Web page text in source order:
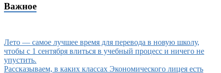
Важное
Лето — самое лучшее время для перевода в новую школу,
чтобы с 1 сентября влиться в учебный процесс и ничего не
упустить.
Рассказываем, в каких классах Экономического лицея есть